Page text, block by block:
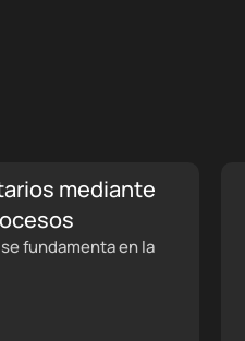
mediante
fundamenta en la